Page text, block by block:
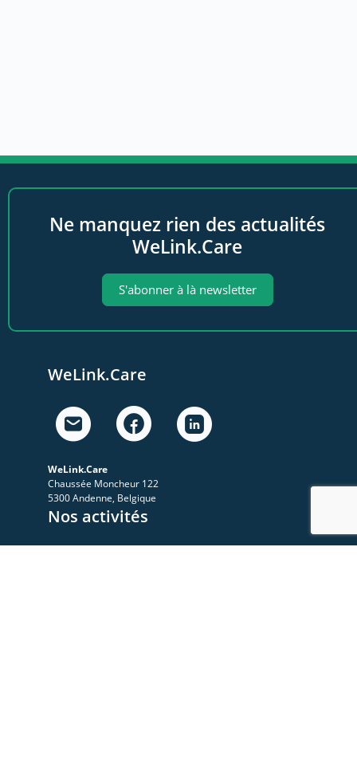
Ne manquez rien des actualités
WeLink.Care
S'abonner à là newsletter
WeLink.Care
WeLink.Care
Chaussée Moncheur 122
5300 Andenne, Belgique
Nos activités